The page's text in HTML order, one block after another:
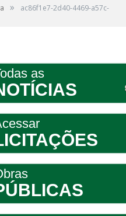
» ac86f1e7-2d40-4469-a57c-
as